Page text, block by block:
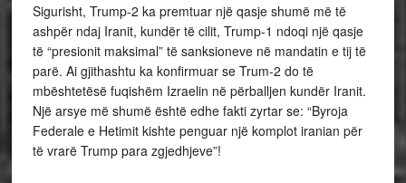
Sigurisht, Trump-2 ka premtuar një qasje shumë më të
ashpër ndaj Iranit, kundër të cilit, Trump-1 ndoqi një qasje
të “presionit maksimal” të sanksioneve në mandatin e tij të
parë. Ai gjithashtu ka konfirmuar se Trum-2 do të
mbështetësë fuqishëm Izraelin në përballjen kundër Iranit.
Një arsye më shumë është edhe fakti zyrtar se: “Byroja
Federale e Hetimit kishte penguar një komplot iranian për
të vrarë Trump para zgjedhjeve”!